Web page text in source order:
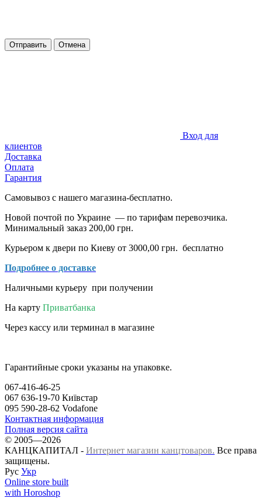
Отправить Отмена
Вход для
клиентов
Доставка
Оплата
Гарантия
Самовывоз с нашего магазина-бесплатно.
Новой почтой по Украине — по тарифам перевозчика.
Минимальный заказ 200,00 грн.
Курьером к двери по Киеву от 3000,00 грн. бесплатно
Подробнее о доставке
Наличными курьеру при получении
На карту Приватбанка
Через кассу или терминал в магазине
Гарантийные сроки указаны на упаковке.
067-416-46-25
067 636-19-70 Київстар
095 590-28-62 Vodafone
Контактная информация
Полная версия сайта
© 2005—2026
КАНЦКАПИТАЛ - Интернет магазин канцтоваров. Все права
защищены.
Рус Укр
Online store built
with Horoshop